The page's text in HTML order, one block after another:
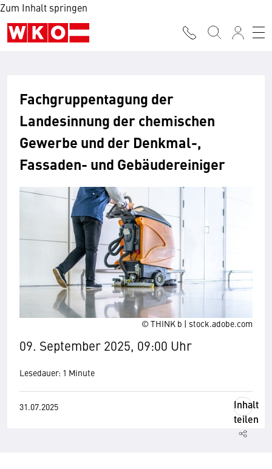
Zum Inhalt springen
© THINK b | stock.adobe.com
Fachgruppentagung der
Landesinnung der chemischen
Gewerbe und der Denkmal-,
Fassaden- und Gebäudereiniger
09. September 2025, 09:00 Uhr
Lesedauer: 1 Minute
31.07.2025
Inhalt
teilen